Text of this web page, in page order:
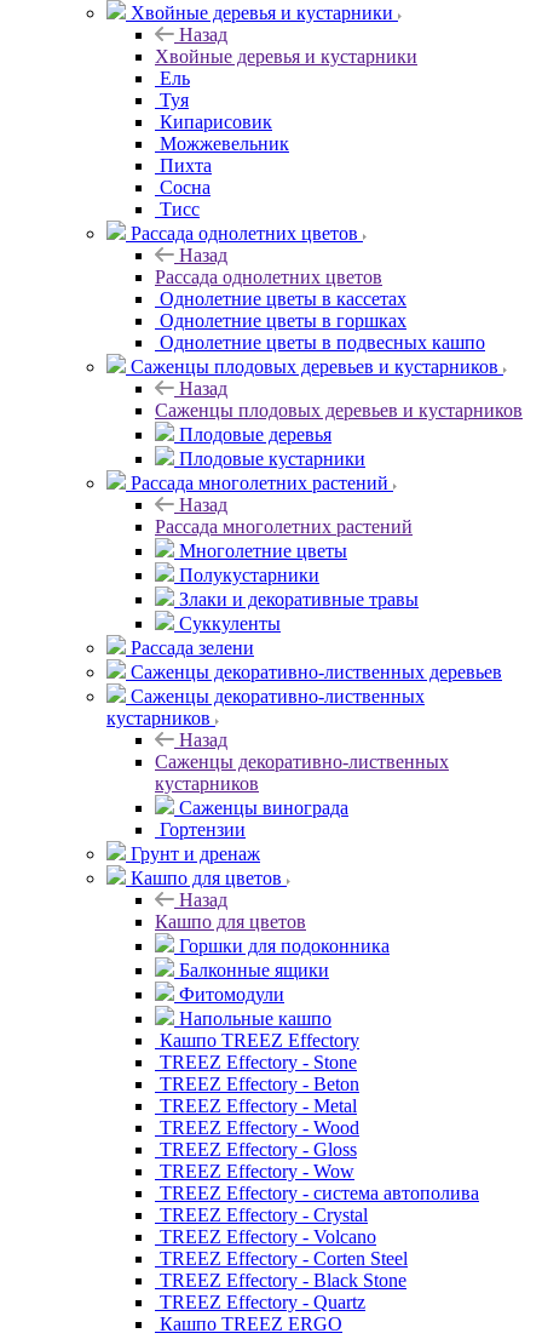
Хвойные деревья и кустарники
Назад
Хвойные деревья и кустарники
Ель
Туя
Кипарисовик
Можжевельник
Пихта
Сосна
Тисc
Рассада однолетних цветов
Назад
Рассада однолетних цветов
Однолетние цветы в кассетах
Однолетние цветы в горшках
Однолетние цветы в подвесных кашпо
Саженцы плодовых деревьев и кустарников
Назад
Саженцы плодовых деревьев и кустарников
Плодовые деревья
Плодовые кустарники
Рассада многолетних растений
Назад
Рассада многолетних растений
Многолетние цветы
Полукустарники
Злаки и декоративные травы
Суккуленты
Рассада зелени
Саженцы декоративно-лиственных деревьев
Саженцы декоративно-лиственных
кустарников
Назад
Саженцы декоративно-лиственных
кустарников
Саженцы винограда
Гортензии
Грунт и дренаж
Кашпо для цветов
Назад
Кашпо для цветов
Горшки для подоконника
Балконные ящики
Фитомодули
Напольные кашпо
Кашпо TREEZ Effectory
TREEZ Effectory - Stone
TREEZ Effectory - Beton
TREEZ Effectory - Metal
TREEZ Effectory - Wood
TREEZ Effectory - Gloss
TREEZ Effectory - Wow
TREEZ Effectory - система автополива
TREEZ Effectory - Crystal
TREEZ Effectory - Volcano
TREEZ Effectory - Corten Steel
TREEZ Effectory - Black Stone
TREEZ Effectory - Quartz
Кашпо TREEZ ERGO